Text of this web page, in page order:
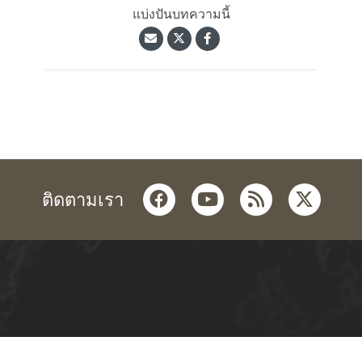
แบ่งปันบทความนี้
ติดตามเรา facebookyoutube
rss twitter